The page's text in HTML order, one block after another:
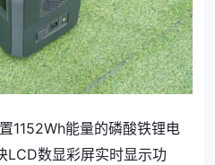
1152Wh能量的磷酸铁锂电
LCD数显彩屏实时显示功